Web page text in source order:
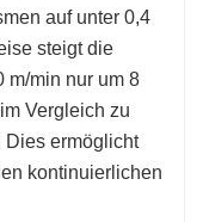
auf unter 0,4
steigt die
m/min nur um 8
Vergleich zu
Dies ermöglicht
kontinuierlichen